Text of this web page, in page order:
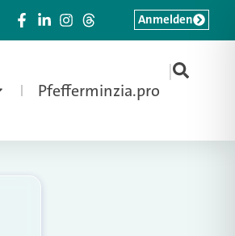
Pfefferminzia.pro
|
Anmelden